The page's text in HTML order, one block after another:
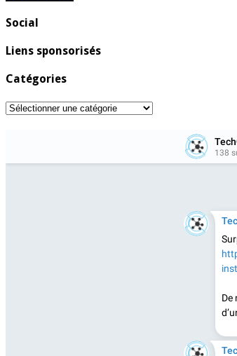
Social
Liens sponsorisés
Catégories
Catégories